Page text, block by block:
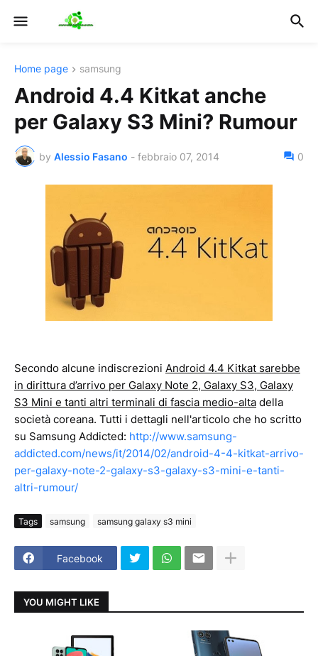
Home page samsung
Android 4.4 Kitkat anche
per Galaxy S3 Mini? Rumour
by Alessio Fasano - febbraio 07, 2014 0
Secondo alcune indiscrezioni Android 4.4 Kitkat sarebbe
in dirittura d’arrivo per Galaxy Note 2, Galaxy S3, Galaxy
S3 Mini e tanti altri terminali di fascia medio-alta della
società coreana. Tutti i dettagli nell'articolo che ho scritto
su Samsung Addicted: http://www.samsung-
addicted.com/news/it/2014/02/android-4-4-kitkat-arrivo-
per-galaxy-note-2-galaxy-s3-galaxy-s3-mini-e-tanti-
altri-rumour/
Tags samsung samsung galaxy s3 mini
Facebook
YOU MIGHT LIKE